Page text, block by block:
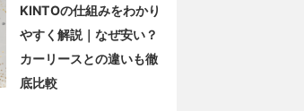
KINTOの仕組みをわかり
やすく解説｜なぜ安い？
カーリースとの違いも徹
底比較